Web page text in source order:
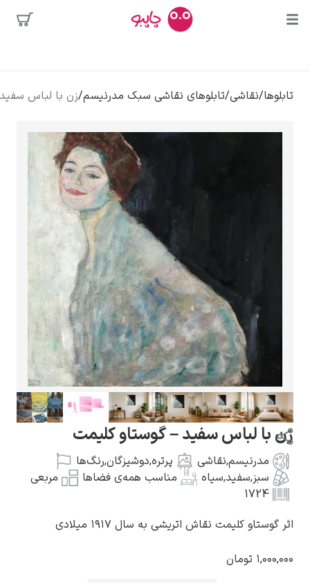
محبوب‌ترین
هنرمندان
ونسان ون گوگ
گوستاو کلیمت
ادوارد مونک
تابلوهای نقاشی سبک مدرنیسم/زن با لباس سفید – گوستاو کلیمت
سفید – گوستاو کلیمت
نقاشی پرتره,دوشیزگان,رنگ‌ها
سیاه مناسب همه‌ی فضاها مربعی
نقاش اتریشی به سال ۱۹۱۷ میلادی